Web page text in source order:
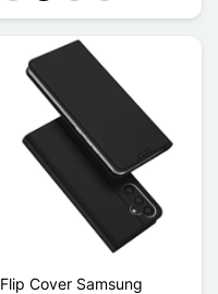
Flip Cover Samsung